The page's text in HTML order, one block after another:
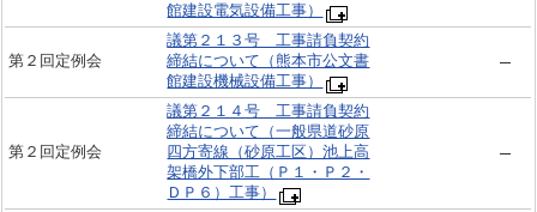
館建設電気設備工事）
第２回定例会
議第２１３号 工事請負契約
締結について（熊本市公文書
館建設機械設備工事）
第２回定例会
議第２１４号 工事請負契約
締結について（一般県道砂原
四方寄線（砂原工区）池上高
架橋外下部工（Ｐ１・Ｐ２・
ＤＰ６）工事）